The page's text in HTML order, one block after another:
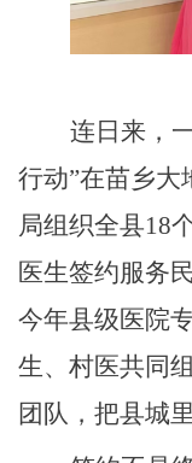
连日来，
行动”在苗乡大
局组织全县18
医生签约服务
今年县级医院
生、村医共同
团队，把县城